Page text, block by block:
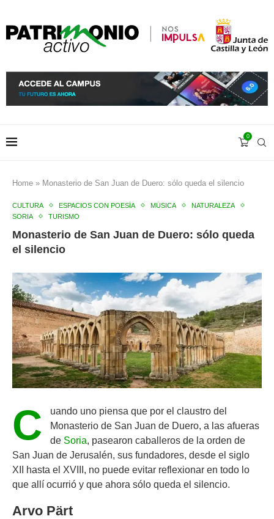
0
Home » Monasterio de San Juan de Duero: sólo queda el silencio
CULTURA ESPACIOS CON POESÍA MÚSICA
NATURALEZA
SORIA
TURISMO
Monasterio de San Juan de Duero: sólo queda
el silencio
C
uando uno piensa que por el claustro del
Monasterio de San Juan de Duero, a las afueras
de Soria, pasearon caballeros de la orden de
San Juan de Jerusalén, sus fundadores, desde el siglo
XII hasta el XVIII, no puede evitar reflexionar en todo lo
que allí ocurrió y que ahora sólo queda el silencio.
Arvo Pärt